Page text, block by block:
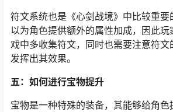
符文系统也是《心剑战境》中比较重
以为角色提供额外的属性加成，因此
戏中多收集符文，同时也需要注意符文
发挥出其效果。
五：如何进行宝物提升
宝物是一种特殊的装备，其能够给角色